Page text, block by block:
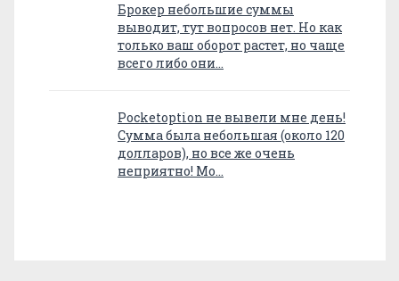
Брокер небольшие суммы
выводит, тут вопросов нет. Но как
только ваш оборот растет, но чаще
всего либо они…
Pocketoption не вывели мне день!
Сумма была небольшая (около 120
долларов), но все же очень
неприятно! Мо…